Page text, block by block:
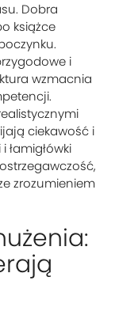
Dobra
książce
i
wzmacnia
ciekawość i
łamigłówki
zrozumieniem